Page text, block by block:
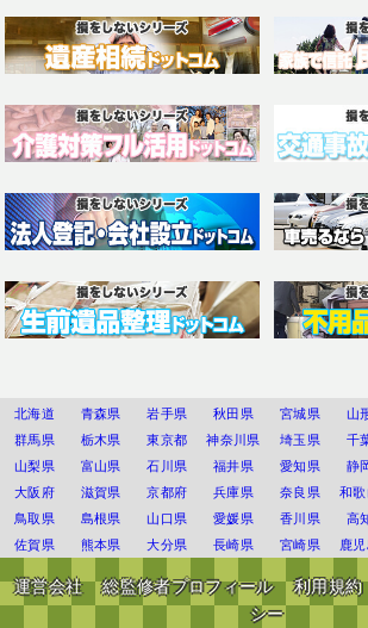
北海道 青森県 岩手県 秋田県 宮城県 山
群馬県
栃木県 東京都 神奈川県 埼玉県 千
山梨県
富山県 石川県 福井県 愛知県 静
大阪府
滋賀県 京都府 兵庫県 奈良県 和
鳥取県
島根県 山口県 愛媛県 香川県 高
佐賀県
熊本県 大分県 長崎県 宮崎県 鹿
運営会社 総監修者プロフィール 利用規約
シー